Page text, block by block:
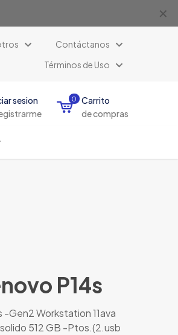
✕
Contáctanos
Términos de Uso
sesion
0
Carrito
de compras
P14s
-Gen2 Workstation 11ava
512 GB -Ptos.(2.usb